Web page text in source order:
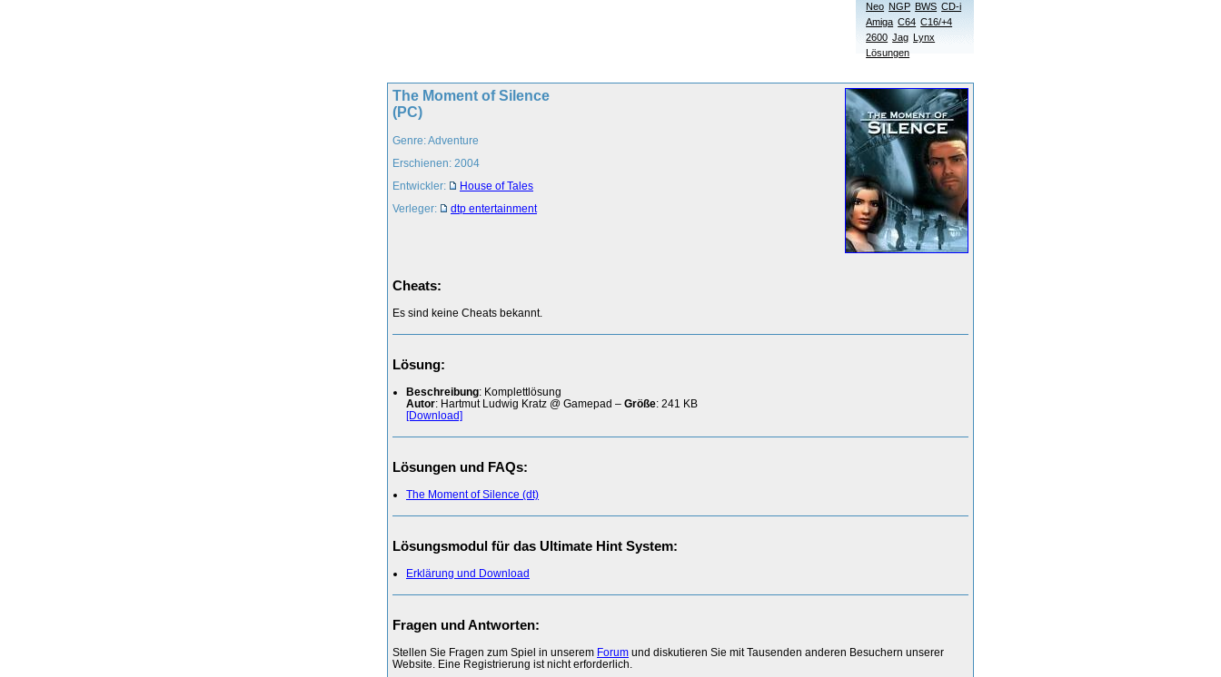
Neo NGP BWS CD-i
Amiga C64 C16/+4
2600 Jag Lynx
Lösungen
The Moment of Silence
(PC)
Genre: Adventure
Erschienen: 2004
Entwickler:
House of Tales
Verleger:
dtp entertainment
Cheats:
Es sind keine Cheats bekannt.
Lösung:
Beschreibung: Komplettlösung
Autor: Hartmut Ludwig Kratz @ Gamepad – Größe: 241 KB
[Download]
Lösungen und FAQs:
The Moment of Silence (dt)
Lösungsmodul für das Ultimate Hint System:
Erklärung und Download
Fragen und Antworten:
Stellen Sie Fragen zum Spiel in unserem Forum und diskutieren Sie mit Tausenden anderen Besuchern unserer
Website. Eine Registrierung ist nicht erforderlich.